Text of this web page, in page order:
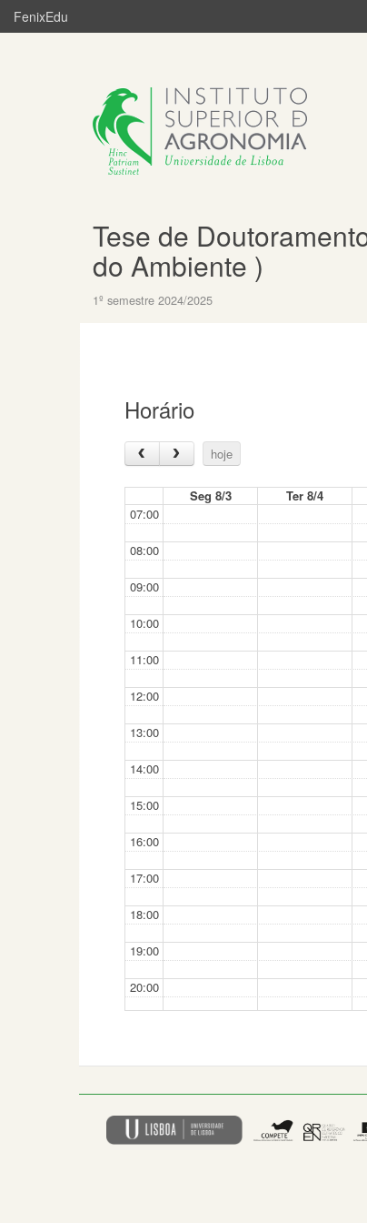
FenixEdu
Tese de
do Ambiente )
1º semestre 2024/2025
Horário
hoje
Seg 8/3 Ter 8/4
07:00
08:00
09:00
10:00
11:00
12:00
13:00
14:00
15:00
16:00
17:00
18:00
19:00
20:00
23:00